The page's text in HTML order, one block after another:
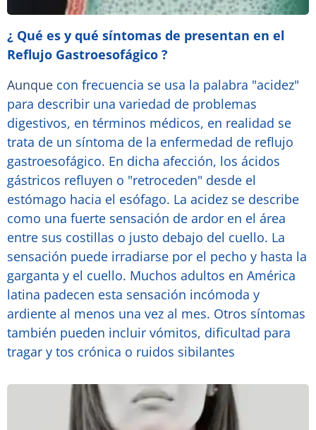
¿ Qué es y qué síntomas de presentan en el
Reflujo Gastroesofágico ?
Aunque con frecuencia se usa la palabra "acidez"
para describir una variedad de problemas
digestivos, en términos médicos, en realidad se
trata de un síntoma de la enfermedad de reflujo
gastroesofágico. En dicha afección, los ácidos
gástricos refluyen o "retroceden" desde el
estómago hacia el esófago. La acidez se describe
como una fuerte sensación de ardor en el área
entre sus costillas o justo debajo del cuello. La
sensación puede irradiarse por el pecho y hasta la
garganta y el cuello. Muchos adultos en América
latina padecen esta sensación incómoda y
ardiente al menos una vez al mes. Otros síntomas
también pueden incluir vómitos, dificultad para
tragar y tos crónica o ruidos sibilantes